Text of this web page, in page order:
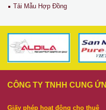
Tải Mẫu Hợp Đồng
CÔNG TY TNHH CUNG
Giấy phép hoạt động cho thuê